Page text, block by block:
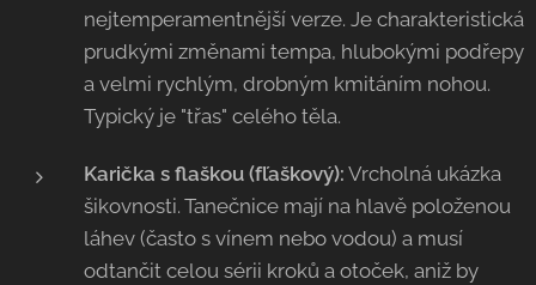
nejtemperamentnější verze. Je charakteristická
prudkými změnami tempa, hlubokými podřepy
a velmi rychlým, drobným kmitáním nohou.
Typický je "třas" celého těla.
Karička s flaškou (fľaškový): Vrcholná ukázka
šikovnosti. Tanečnice mají na hlavě položenou
láhev (často s vínem nebo vodou) a musí
odtančit celou sérii kroků a otoček, aniž by